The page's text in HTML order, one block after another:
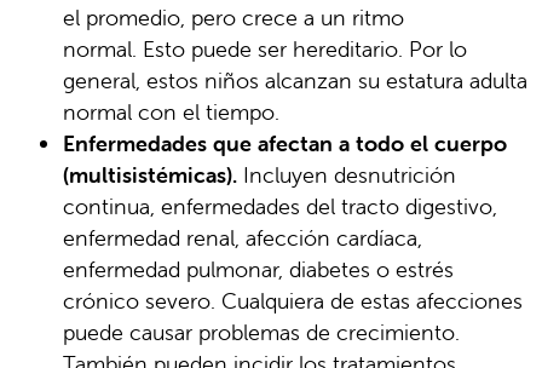
el promedio, pero crece a un ritmo
normal. Esto puede ser hereditario. Por lo
general, estos niños alcanzan su estatura adulta
normal con el tiempo.
Enfermedades que afectan a todo el cuerpo
(multisistémicas). Incluyen desnutrición
continua, enfermedades del tracto digestivo,
enfermedad renal, afección cardíaca,
enfermedad pulmonar, diabetes o estrés
crónico severo. Cualquiera de estas afecciones
puede causar problemas de crecimiento.